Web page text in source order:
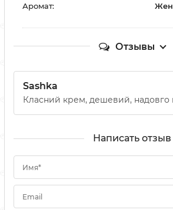
Аромат:
Отзывы
Sashka
Класний крем, дешевий, надовго
Написать отзыв
Имя*
Email